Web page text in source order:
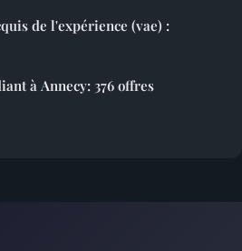
de l'expérience (vae) :
à Annecy: 376 offres